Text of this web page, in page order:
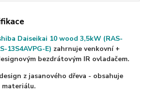
Daiseikai 10 wood 3,5kW (RAS-
13S4AVPG-E) zahrnuje venkovní +
bezdrátovým IR ovladačem.
z jasanového dřeva - obsahuje
materiálu.